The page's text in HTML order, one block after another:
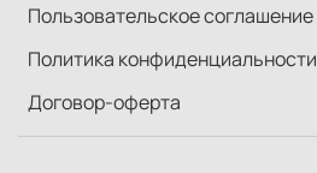
Пользовательское соглашение
Политика конфиденциальности
Договор-оферта